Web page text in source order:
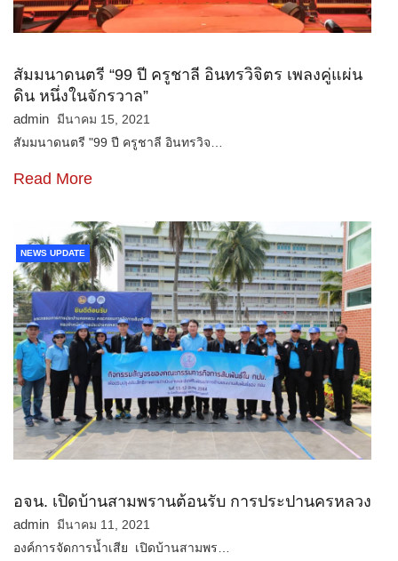
สัมมนาดนตรี “99 ปี ครูชาลี อินทรวิจิตร เพลงคู่แผ่น
ดิน หนึ่งในจักรวาล”
admin
มีนาคม 15, 2021
สัมมนาดนตรี "99 ปี ครูชาลี อินทรวิจ…
Read More
NEWS UPDATE
อจน. เปิดบ้านสามพรานต้อนรับ การประปานครหลวง
admin
มีนาคม 11, 2021
องค์การจัดการน้ำเสีย เปิดบ้านสามพร…